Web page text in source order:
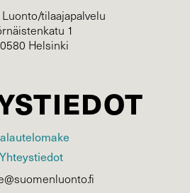
tilaajapalvelu
1
Helsinki
Yhteystiedot